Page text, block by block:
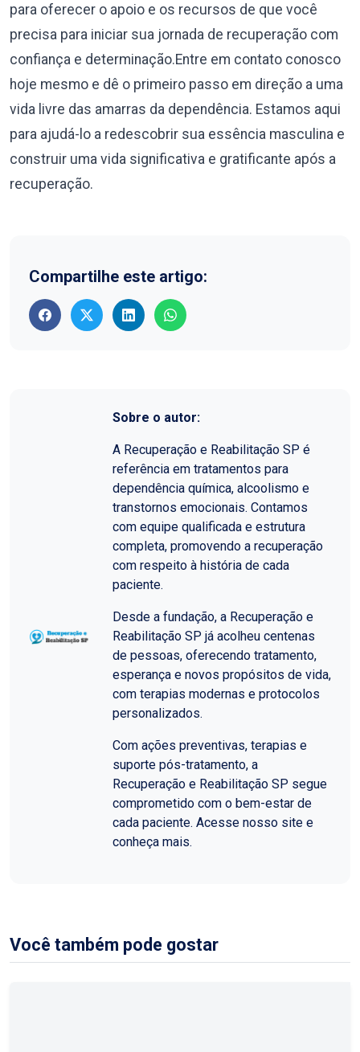
para oferecer o apoio e os recursos de que você
precisa para iniciar sua jornada de recuperação com
confiança e determinação.Entre em contato conosco
hoje mesmo e dê o primeiro passo em direção a uma
vida livre das amarras da dependência. Estamos aqui
para ajudá-lo a redescobrir sua essência masculina e
construir uma vida significativa e gratificante após a
recuperação.
Compartilhe este artigo:
Sobre o autor:
A Recuperação e Reabilitação SP é
referência em tratamentos para
dependência química, alcoolismo e
transtornos emocionais. Contamos
com equipe qualificada e estrutura
completa, promovendo a recuperação
com respeito à história de cada
paciente.
Desde a fundação, a Recuperação e
Reabilitação SP já acolheu centenas
de pessoas, oferecendo tratamento,
esperança e novos propósitos de vida,
com terapias modernas e protocolos
personalizados.
Com ações preventivas, terapias e
suporte pós-tratamento, a
Recuperação e Reabilitação SP segue
comprometido com o bem-estar de
cada paciente. Acesse nosso site e
conheça mais.
Você também pode gostar